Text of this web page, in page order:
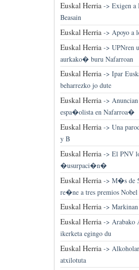
Euskal Herria-> Exigen a
Beasain
Euskal Herria-> Apoyo a
Euskal Herria -> UPNren
aurkako� buru Nafarroan
Euskal Herria-> Ipar
beharrezko jo dute
Euskal Herria->
espa�olista en Nafarroa�
Euskal Herria-> Una
y B
Euskal Herria -> El PNV
�usurpaci�n�
Euskal Herria -> M�s de
re�ne a tres premios Nobel
Euskal Herria->
Euskal Herria-> Arabako
ikerketa egingo du
Euskal Herria->
atxilotuta